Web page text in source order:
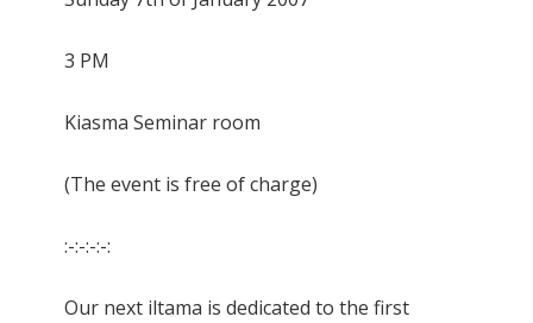
3 PM
Kiasma Seminar room
(The event is free of charge)
:-:-:-:-:
Our next iltama is dedicated to the first